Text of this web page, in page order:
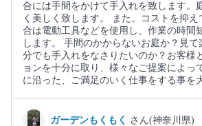
合には手間をかけて手入れを致します。
く美しく致します。 また。コストを抑
合は電動工具などを使用し、作業の時間
します。 手間のかからないお庭か？見て
分でも手入れをなさりたいのか？お客様
ョンを十分に取り、様々なご提案によっ
に沿った、ご満足のいく仕事をする事を
ガーデンもくもく さん(神奈川県)